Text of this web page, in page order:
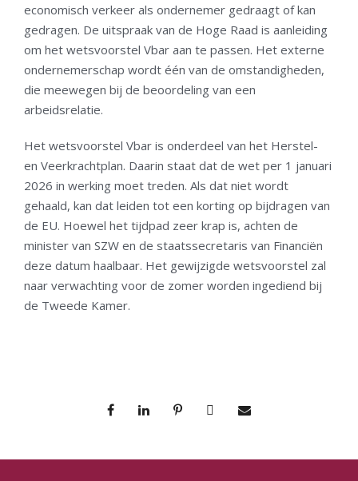
economisch verkeer als ondernemer gedraagt of kan
gedragen. De uitspraak van de Hoge Raad is aanleiding
om het wetsvoorstel Vbar aan te passen. Het externe
ondernemerschap wordt één van de omstandigheden,
die meewegen bij de beoordeling van een
arbeidsrelatie.
Het wetsvoorstel Vbar is onderdeel van het Herstel-
en Veerkrachtplan. Daarin staat dat de wet per 1 januari
2026 in werking moet treden. Als dat niet wordt
gehaald, kan dat leiden tot een korting op bijdragen van
de EU. Hoewel het tijdpad zeer krap is, achten de
minister van SZW en de staatssecretaris van Financiën
deze datum haalbaar. Het gewijzigde wetsvoorstel zal
naar verwachting voor de zomer worden ingediend bij
de Tweede Kamer.